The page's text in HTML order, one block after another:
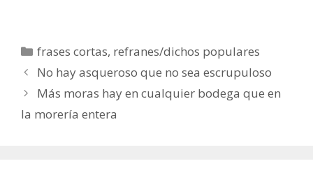
Categorías
frases cortas, refranes/dichos populares
No hay asqueroso que no sea escrupuloso
Más moras hay en cualquier bodega que en
la morería entera